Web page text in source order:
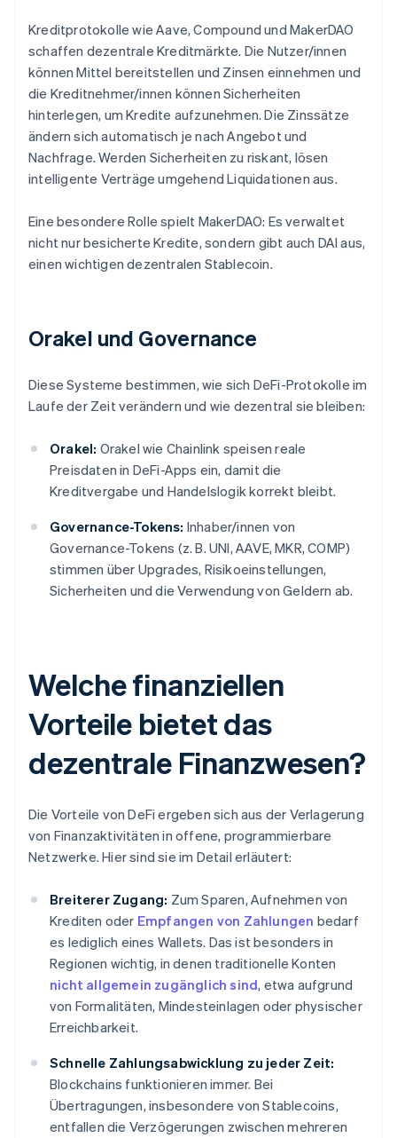
Kreditprotokolle wie Aave, Compound und MakerDAO
schaffen dezentrale Kreditmärkte. Die Nutzer/innen
können Mittel bereitstellen und Zinsen einnehmen und
die Kreditnehmer/innen können Sicherheiten
hinterlegen, um Kredite aufzunehmen. Die Zinssätze
ändern sich automatisch je nach Angebot und
Nachfrage. Werden Sicherheiten zu riskant, lösen
intelligente Verträge umgehend Liquidationen aus.
Eine besondere Rolle spielt MakerDAO: Es verwaltet
nicht nur besicherte Kredite, sondern gibt auch DAI aus,
einen wichtigen dezentralen Stablecoin.
Orakel und Governance
Diese Systeme bestimmen, wie sich DeFi-Protokolle im
Laufe der Zeit verändern und wie dezentral sie bleiben:
Orakel: Orakel wie Chainlink speisen reale
Preisdaten in DeFi-Apps ein, damit die
Kreditvergabe und Handelslogik korrekt bleibt.
Governance-Tokens: Inhaber/innen von
Governance-Tokens (z. B. UNI, AAVE, MKR, COMP)
stimmen über Upgrades, Risikoeinstellungen,
Sicherheiten und die Verwendung von Geldern ab.
Welche finanziellen
Vorteile bietet das
dezentrale Finanzwesen?
Die Vorteile von DeFi ergeben sich aus der Verlagerung
von Finanzaktivitäten in offene, programmierbare
Netzwerke. Hier sind sie im Detail erläutert:
Breiterer Zugang: Zum Sparen, Aufnehmen von
Krediten oder Empfangen von Zahlungen bedarf
es lediglich eines Wallets. Das ist besonders in
Regionen wichtig, in denen traditionelle Konten
nicht allgemein zugänglich sind, etwa aufgrund
von Formalitäten, Mindesteinlagen oder physischer
Erreichbarkeit.
Schnelle Zahlungsabwicklung zu jeder Zeit:
Blockchains funktionieren immer. Bei
Übertragungen, insbesondere von Stablecoins,
entfallen die Verzögerungen zwischen mehreren